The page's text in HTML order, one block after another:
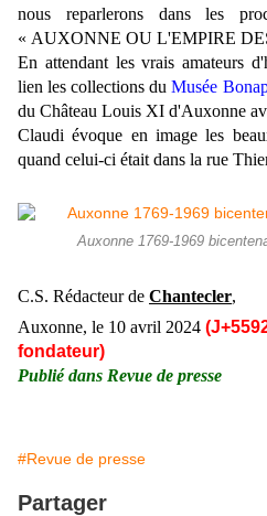
nous reparlerons dans les
« AUXONNE OU L'EMPIRE
En attendant les vrais amateurs
lien les collections duMusée
du Château Louis XI d'Auxonne
Claudi évoque en image les
quand celui-ci était dans la rue
Auxonne 1769-1969
C.S. Rédacteur de Chantecler,
Auxonne, le 10 avril 2024
fondateur)
Publié dans Revue de presse
#Revue de presse
Partager